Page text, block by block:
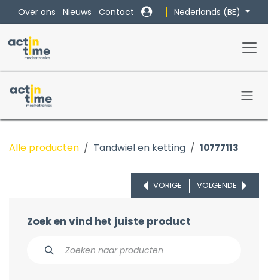
Overslaan naar inhoud
Over ons Nieuws Contact Nederlands (BE)
Alle producten Tandwiel en ketting 10777113
VORIGE VOLGENDE
Zoek en vind het juiste product